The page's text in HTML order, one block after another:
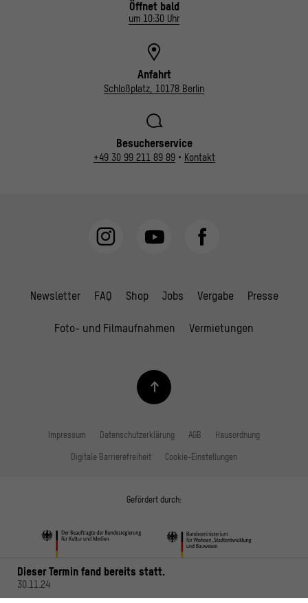
Dieser Termin fand bereits statt.
30.11.24
Öffnet bald
um 10:30 Uhr
Anfahrt
Schloßplatz, 10178 Berlin
Besucherservice
+49 30 99 211 89 89• Kontakt
Newsletter FAQ Shop Jobs Vergabe Presse
Foto- und Filmaufnahmen Vermietungen
Impressum Datenschutzerklärung AGB Hausordnung
Digitale Barrierefreiheit Cookie-Einstellungen
Gefördert durch: